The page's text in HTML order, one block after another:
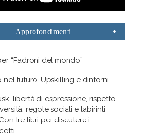
Approfondimenti
“Padroni del mondo”
nel futuro. Upskilling e dintorni
libertà di espressione, rispetto
regole sociali e labirinti
tre libri per discutere i